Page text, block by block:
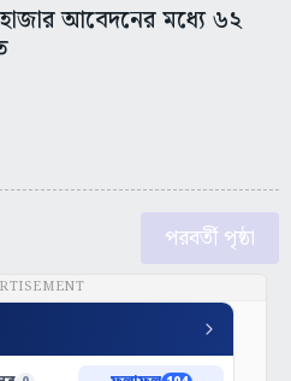
আবেদনের মধ্যে ৬২
পরবর্তী পৃষ্ঠা